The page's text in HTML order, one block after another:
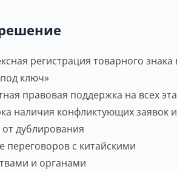
регистрация товарного знака
ключ»
правовая поддержка на всех
наличия конфликтующих заявок и
дублирования
переговоров с китайскими
и органами